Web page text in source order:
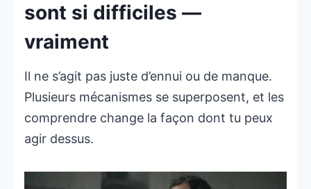
sont si difficiles —
vraiment
Il ne s’agit pas juste d’ennui ou de manque.
Plusieurs mécanismes se superposent, et les
comprendre change la façon dont tu peux
agir dessus.